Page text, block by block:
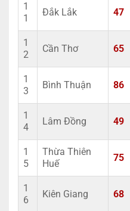
1
1
Đắk Lắk 47
1
2
Cần Thơ 65
1
3
Bình Thuận 86
1
4
Lâm Đồng 49
1
5
Thừa Thiên
Huế
75
1
6
Kiên Giang 68